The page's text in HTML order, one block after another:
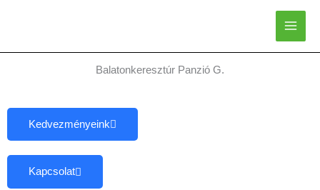
Balatonkeresztúr Panzió G.
Kedvezményeink
Kapcsolat